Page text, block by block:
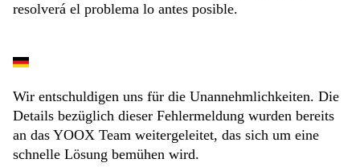
resolverá el problema lo antes posible.
Wir entschuldigen uns für die Unannehmlichkeiten. Die
Details bezüglich dieser Fehlermeldung wurden bereits
an das YOOX Team weitergeleitet, das sich um eine
schnelle Lösung bemühen wird.